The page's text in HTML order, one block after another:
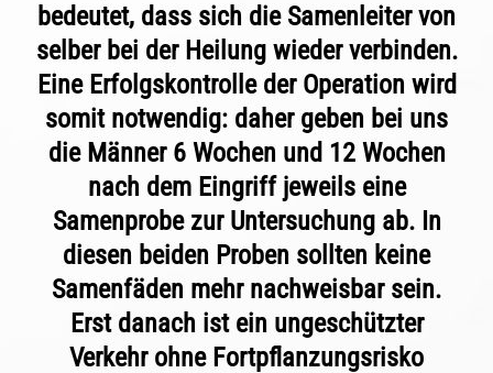
bedeutet, dass sich die Samenleiter von
selber bei der Heilung wieder verbinden.
Eine Erfolgskontrolle der Operation wird
somit notwendig: daher geben bei uns
die Männer 6 Wochen und 12 Wochen
nach dem Eingriff jeweils eine
Samenprobe zur Untersuchung ab. In
diesen beiden Proben sollten keine
Samenfäden mehr nachweisbar sein.
Erst danach ist ein ungeschützter
Verkehr ohne Fortpflanzungsrisko